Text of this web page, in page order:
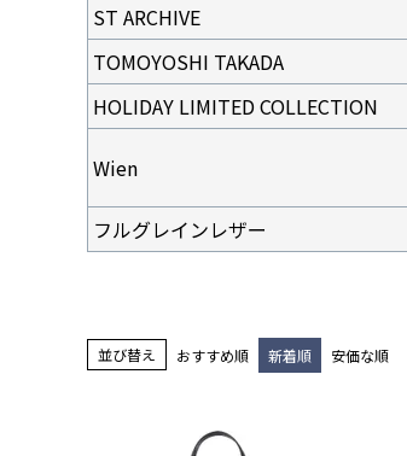
ST ARCHIVE
TOMOYOSHI TAKADA
HOLIDAY LIMITED COLLECTION
Wien
フルグレインレザー
並び替え おすすめ順 新着順 安価な順